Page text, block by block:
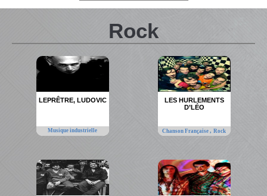
Rock
LEPRÊTRE, LUDOVIC
Musique industrielle
LES HURLEMENTS
D’LÉO
Chanson Française,Rock